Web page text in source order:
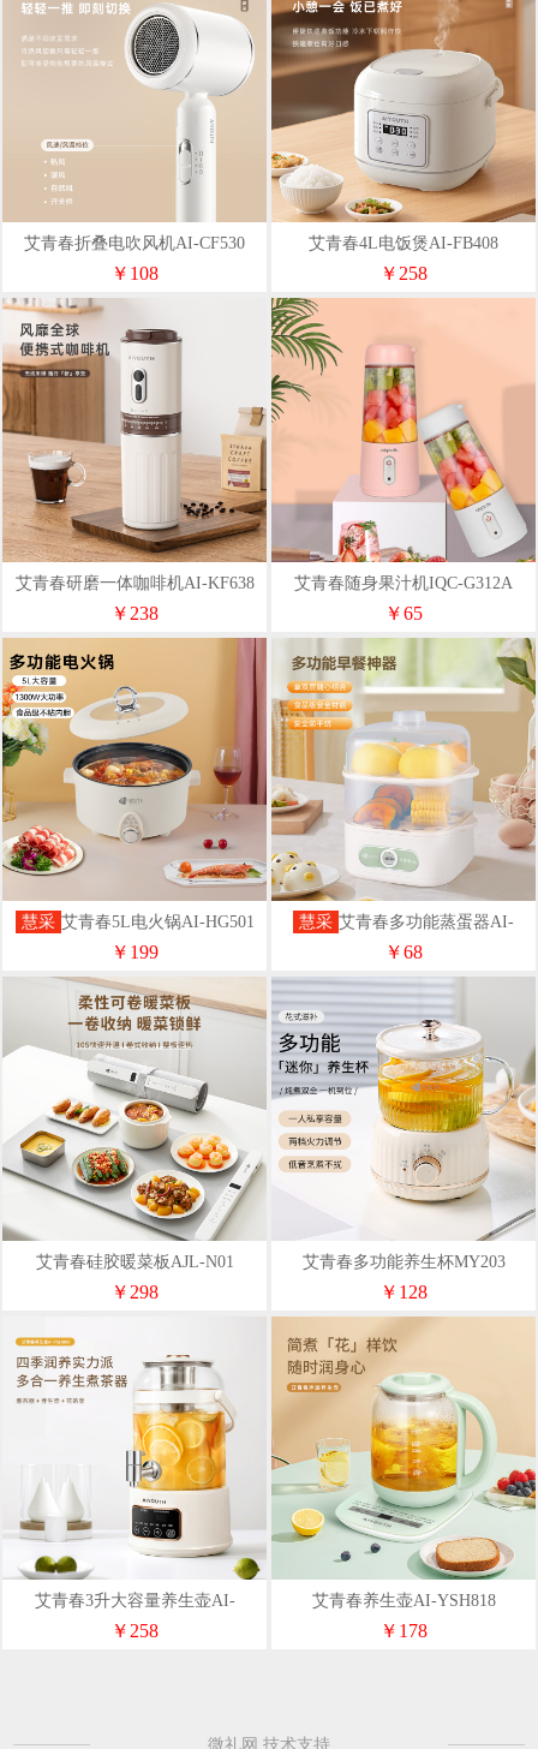
艾青春折叠电吹风机AI-CF530
￥108
艾青春4L电饭煲AI-FB408
￥258
艾青春研磨一体咖啡机AI-KF638
￥238
艾青春随身果汁机IQC-G312A
￥65
慧采 艾青春5L电火锅AI-HG501
￥199
慧采 艾青春多功能蒸蛋器AI-
ZDQ3
￥68
艾青春硅胶暖菜板AJL-N01
￥298
艾青春多功能养生杯MY203
￥128
艾青春3升大容量养生壶AI-
YSH888（带滤网）
￥258
艾青春养生壶AI-YSH818
￥178
微礼网 技术支持